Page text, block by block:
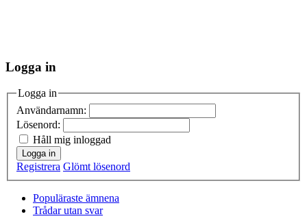
Logga in
Logga in
Användarnamn:
Lösenord:
Håll mig inloggad
Logga in
Registrera Glömt lösenord
Populäraste ämnena
Trådar utan svar